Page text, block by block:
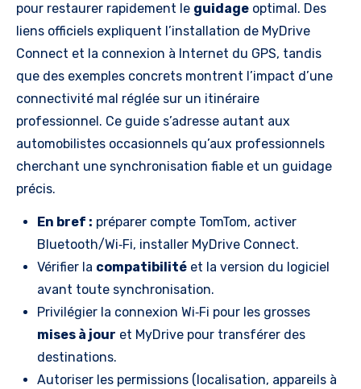
pour restaurer rapidement le guidage optimal. Des
liens officiels expliquent l’installation de MyDrive
Connect et la connexion à Internet du GPS, tandis
que des exemples concrets montrent l’impact d’une
connectivité mal réglée sur un itinéraire
professionnel. Ce guide s’adresse autant aux
automobilistes occasionnels qu’aux professionnels
cherchant une synchronisation fiable et un guidage
précis.
En bref : préparer compte TomTom, activer
Bluetooth/Wi‑Fi, installer MyDrive Connect.
Vérifier la compatibilitéet la version du logiciel
avant toute synchronisation.
Privilégier la connexion Wi‑Fi pour les grosses
mises à jour et MyDrive pour transférer des
destinations.
Autoriser les permissions (localisation, appareils à